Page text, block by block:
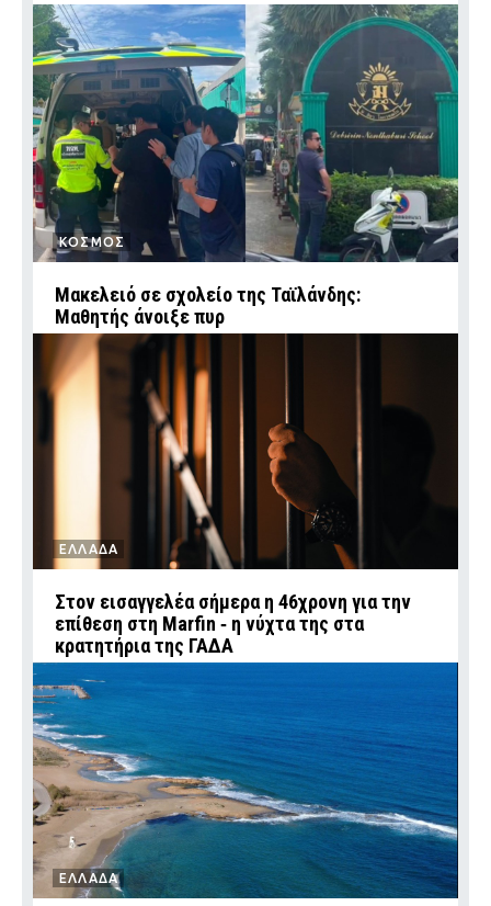
ΚΟΣΜΟΣ
Μακελειό σε σχολείο της Ταϊλάνδης:
Μαθητής άνοιξε πυρ
ΕΛΛΑΔΑ
Στον εισαγγελέα σήμερα η 46χρονη για την
επίθεση στη Marfin ‑ η νύχτα της στα
κρατητήρια της ΓΑΔΑ
ΕΛΛΑΔΑ